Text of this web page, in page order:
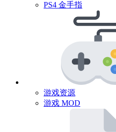
PS4 金手指
游戏资源
游戏 MOD